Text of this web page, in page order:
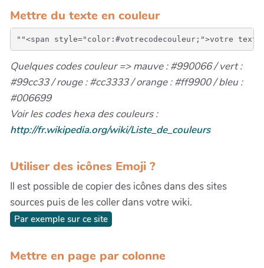
Mettre du texte en couleur
Quelques codes couleur => mauve : #990066 / vert :
#99cc33 / rouge : #cc3333 / orange : #ff9900 / bleu :
#006699
Voir les codes hexa des couleurs :
http://fr.wikipedia.org/wiki/Liste_de_couleurs
Utiliser des icônes Emoji ?
Il est possible de copier des icônes dans des sites
sources puis de les coller dans votre wiki.
Par exemple sur ce site
Mettre en page par colonne